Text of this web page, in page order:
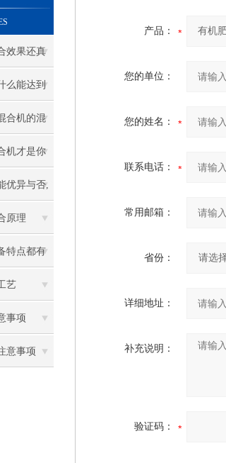
效果还真
么能达到
合机的混
机才是你
优异与否,
原理
特点都有
艺
事项
意事项
产品：
您的单位：
您的姓名：
联系电话：
常用邮箱：
省份：
详细地址：
补充说明：
验证码：